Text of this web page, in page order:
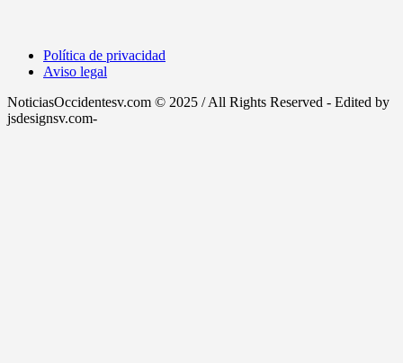
Política de privacidad
Aviso legal
NoticiasOccidentesv.com © 2025 / All Rights Reserved - Edited by
jsdesignsv.com-